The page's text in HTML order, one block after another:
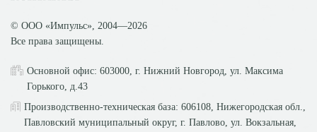
© ООО «Импульс», 2004—2026
Все права защищены.
Основной офис: 603000, г. Нижний Новгород, ул. Максима
Горького, д.43
Производственно-техническая база: 606108, Нижегородская обл.,
Павловский муниципальный округ, г. Павлово, ул. Вокзальная,